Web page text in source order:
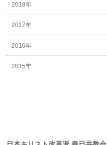
2018年
2017年
2016年
2015年